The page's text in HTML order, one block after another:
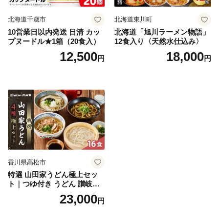
北海道千歳市
10営業日以内発送 日清 カッ
プヌードル★1箱（20食入）
12,500円
北海道東川町
北海道「旭川ラーメン物語」
12食入り〈天然水仕込み〉
18,000円
香川県高松市
特選 山田家うどん極上セッ
ト｜つゆ付き うどん 讃岐う
どん さぬきうどん 生麵 うど
んセット カレーうどん 生う
23,000円